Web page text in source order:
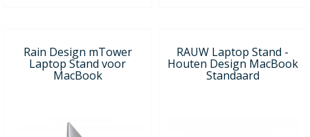
Rain Design mTower
Laptop Stand voor
MacBook
RAUW Laptop Stand -
Houten Design MacBook
Standaard